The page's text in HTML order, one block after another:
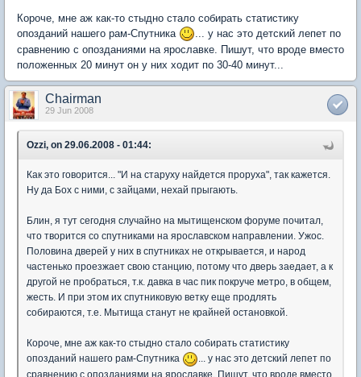
Короче, мне аж как-то стыдно стало собирать статистику
опозданий нашего рам-Спутника
... у нас это детский лепет по
сравнению с опозданиями на ярославке. Пишут, что вроде вместо
положенных 20 минут он у них ходит по 30-40 минут...
Chairman
29 Jun 2008
Ozzi, on 29.06.2008 - 01:44:
Как это говорится... "И на старуху найдется проруха", так кажется.
Ну да Бох с ними, с зайцами, нехай прыгають.
Блин, я тут сегодня случайно на мытищенском форуме почитал,
что творится со спутниками на ярославском направлении. Ужос.
Половина дверей у них в спутниках не открывается, и народ
частенько проезжает свою станцию, потому что дверь заедает, а к
другой не пробраться, т.к. давка в час пик покруче метро, в общем,
жесть. И при этом их спутниковую ветку еще продлять
собираются, т.е. Мытища станут не крайней остановкой.
Короче, мне аж как-то стыдно стало собирать статистику
опозданий нашего рам-Спутника
... у нас это детский лепет по